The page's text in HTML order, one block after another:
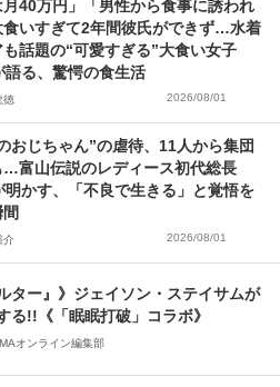
月40万円」「男性から食事に誘われ
食いすぎて2年間彼氏ができず…水着
話題の“可愛すぎる”大食い女子
語る、驚愕の食生活
徳 2026/08/01
おじちゃん”の虐待、11人から集団
…富山伝説のレディース初代総長
明かす、「不良で生きる」と覚悟を
間
介 2026/08/01
ター』》ジェイソン・ステイサムが
る!!《「眠眠打破」コラボ》
オンライン編集部